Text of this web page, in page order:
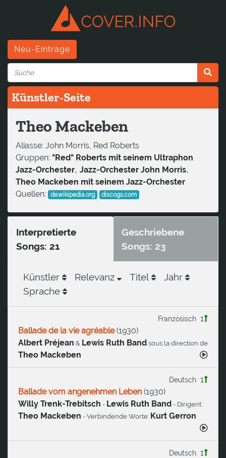
Neu-Einträge
Künstler-Seite
Theo Mackeben
Aliasse: John Morris, Red Roberts
Gruppen: "Red" Roberts mit seinem Ultraphon
Jazz-Orchester, Jazz-Orchester John Morris,
Theo Mackeben mit seinem Jazz-Orchester
Quellen:
de.wikipedia.org discogs.com
Interpretierte
Songs: 21
Geschriebene
Songs: 23
Künstler Relevanz Titel
Jahr
Sprache
1
Französisch
Ballade de la vie agréable(1930)
Albert Préjean & Lewis Ruth Band sous la direction de
Theo Mackeben
1
Deutsch
Ballade vom angenehmen Leben (1930)
Willy Trenk-Trebitsch - Lewis Ruth Band - Dirigent:
Theo Mackeben - Verbindende Worte: Kurt Gerron
1
Deutsch